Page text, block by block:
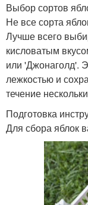
Выбор сортов
Не все сорта
Лучше всего
кисловатым
или 'Джонаголд'.
лежкостью и
течение
Подготовка
Для сбора яблок